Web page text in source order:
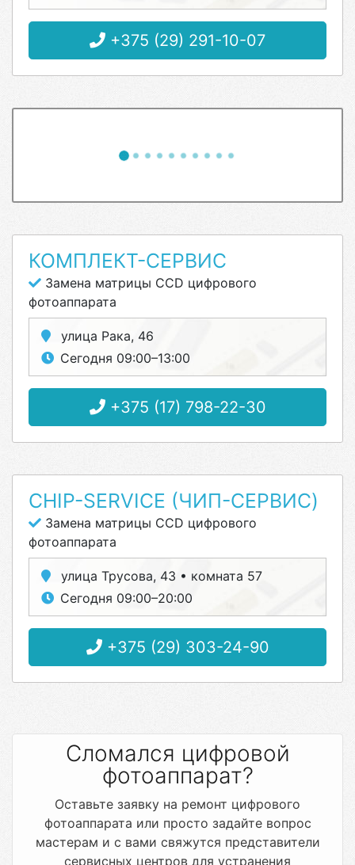
+375 (29) 291-10-07
КОМПЛЕКТ-СЕРВИС
Замена матрицы CCD цифрового
фотоаппарата
улица Рака, 46
Сегодня 09:00–13:00
+375 (17) 798-22-30
CHIP-SERVICE (ЧИП-СЕРВИС)
Замена матрицы CCD цифрового
фотоаппарата
улица Трусова, 43 • комната 57
Сегодня 09:00–20:00
+375 (29) 303-24-90
Сломался цифровой
фотоаппарат?
Оставьте заявку на ремонт цифрового
фотоаппарата или просто задайте вопрос
мастерам и с вами свяжутся представители
сервисных центров для устранения